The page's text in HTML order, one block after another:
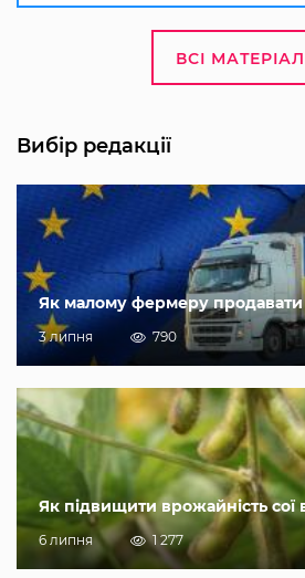
ВСІ
Вибір редакції
Як малому фермеру
3 липня 790
Як підвищити врожайність сої
6 липня 1 277